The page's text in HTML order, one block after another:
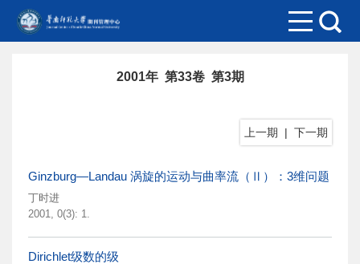
2001年 第33卷 第3期
上一期 | 下一期
Ginzburg—Landau 涡旋的运动与曲率流（Ⅱ）：3维问题
丁时进
2001, 0(3): 1.
Dirichlet级数的级